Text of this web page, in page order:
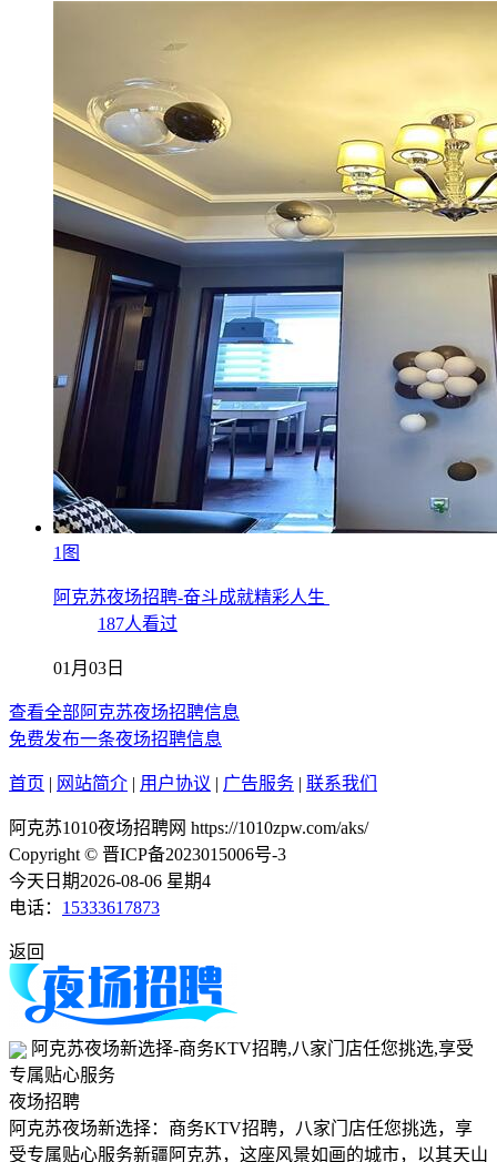
1图
阿克苏夜场招聘-奋斗成就精彩人生
187人看过
01月03日
查看全部阿克苏夜场招聘信息
免费发布一条夜场招聘信息
首页 | 网站简介 | 用户协议 | 广告服务 | 联系我们
阿克苏1010夜场招聘网 https://1010zpw.com/aks/
Copyright © 晋ICP备2023015006号-3
今天日期2026-08-06 星期4
电话： 15333617873
返回
阿克苏夜场新选择-商务KTV招聘,八家门店任您挑选,享受
专属贴心服务
夜场招聘
阿克苏夜场新选择：商务KTV招聘，八家门店任您挑选，享
受专属贴心服务新疆阿克苏，这座风景如画的城市，以其天山